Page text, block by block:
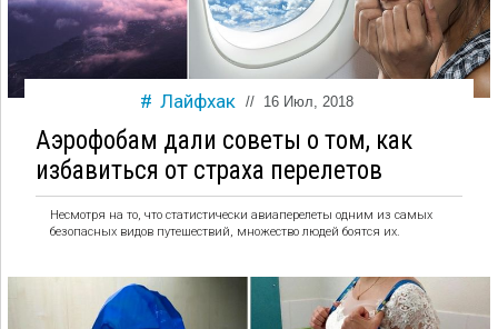
Лайфхак // 16 Июл, 2018
Аэрофобам дали советы о том, как
избавиться от страха перелетов
Несмотря на то, что статистически авиаперелеты одним из самых
безопасных видов путешествий, множество людей боятся их.